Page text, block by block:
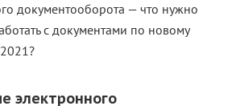
документооборота — что нужно
с документами по новому
электронного